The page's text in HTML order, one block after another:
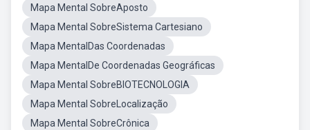
Mapa Mental SobreAposto
Mapa Mental SobreSistema Cartesiano
Mapa MentalDas Coordenadas
Mapa MentalDe Coordenadas Geográficas
Mapa Mental SobreBIOTECNOLOGIA
Mapa Mental SobreLocalização
Mapa Mental SobreCrônica